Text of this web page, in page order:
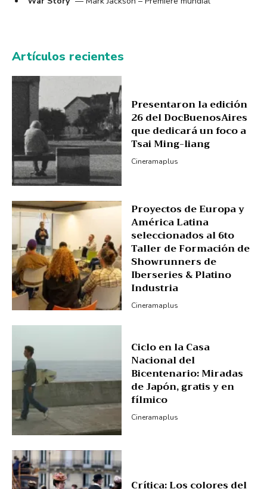
Artículos recientes
Presentaron la edición
26 del DocBuenosAires
que dedicará un foco a
Tsai Ming-liang
Cineramaplus
Proyectos de Europa y
América Latina
seleccionados al 6to
Taller de Formación de
Showrunners de
Iberseries & Platino
Industria
Cineramaplus
Ciclo en la Casa
Nacional del
Bicentenario: Miradas
de Japón, gratis y en
fílmico
Cineramaplus
Crítica: Los colores del